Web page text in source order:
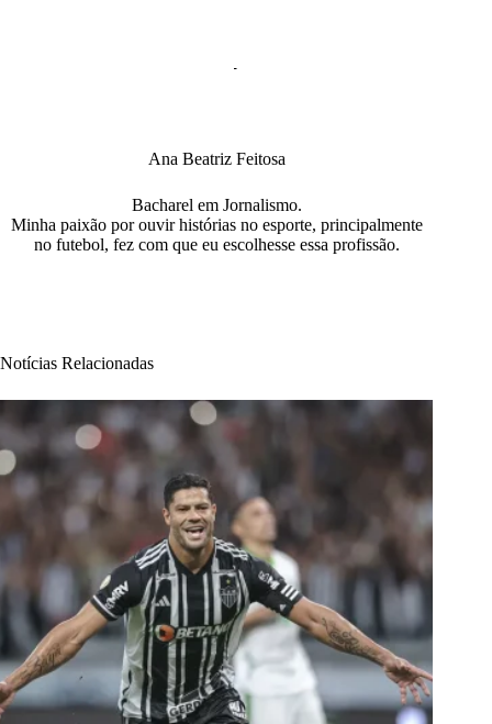
Ana Beatriz Feitosa
Bacharel em Jornalismo.
Minha paixão por ouvir histórias no esporte, principalmente
no futebol, fez com que eu escolhesse essa profissão.
Notícias Relacionadas